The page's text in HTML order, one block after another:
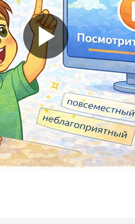
- Игорь
Read more